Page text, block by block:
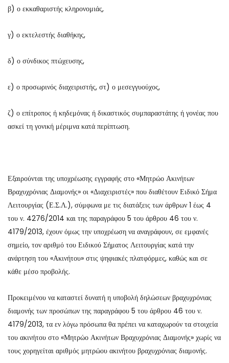
β) ο εκκαθαριστής κληρονομιάς,
γ) ο εκτελεστής διαθήκης,
δ) ο σύνδικος πτώχευσης,
ε) ο προσωρινός διαχειριστής, στ) ο μεσεγγυούχος,
ζ) ο επίτροπος ή κηδεμόνας ή δικαστικός συμπαραστάτης ή γονέας που
ασκεί τη γονική μέριμνα κατά περίπτωση.
Εξαιρούνται της υποχρέωσης εγγραφής στο «Μητρώο Ακινήτων
Βραχυχρόνιας Διαμονής» οι «Διαχειριστές» που διαθέτουν Ειδικό Σήμα
Λειτουργίας (Ε.Σ.Λ.), σύμφωνα με τις διατάξεις των άρθρων 1 έως 4
του ν. 4276/2014 και της παραγράφου 5 του άρθρου 46 του ν.
4179/2013, έχουν όμως την υποχρέωση να αναγράφουν, σε εμφανές
σημείο, τον αριθμό του Ειδικού Σήματος Λειτουργίας κατά την
ανάρτηση του «Ακινήτου» στις ψηφιακές πλατφόρμες, καθώς και σε
κάθε μέσο προβολής.
Προκειμένου να καταστεί δυνατή η υποβολή δηλώσεων βραχυχρόνιας
διαμονής των προσώπων της παραγράφου 5 του άρθρου 46 του ν.
4179/2013, τα εν λόγω πρόσωπα θα πρέπει να καταχωρούν τα στοιχεία
του ακινήτου στο «Μητρώο Ακινήτων Βραχυχρόνιας Διαμονής» χωρίς να
τους χορηγείται αριθμός μητρώου ακινήτου βραχυχρόνιας διαμονής.